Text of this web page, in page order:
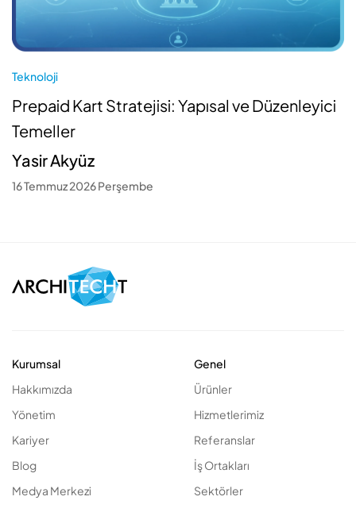
Teknoloji
Prepaid Kart Stratejisi: Yapısal ve Düzenleyici
Temeller
Yasir Akyüz
16 Temmuz 2026 Perşembe
Kurumsal
Hakkımızda
Yönetim
Kariyer
Blog
Medya Merkezi
Genel
Ürünler
Hizmetlerimiz
Referanslar
İş Ortakları
Sektörler